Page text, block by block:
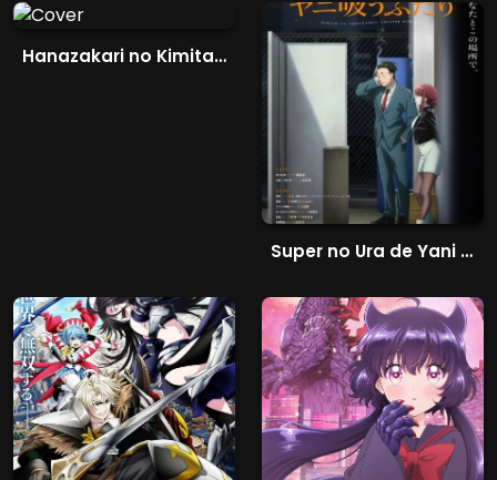
Hanazakari no Kimitachi e Season 2
Super no Ura de Yani Suu Futari